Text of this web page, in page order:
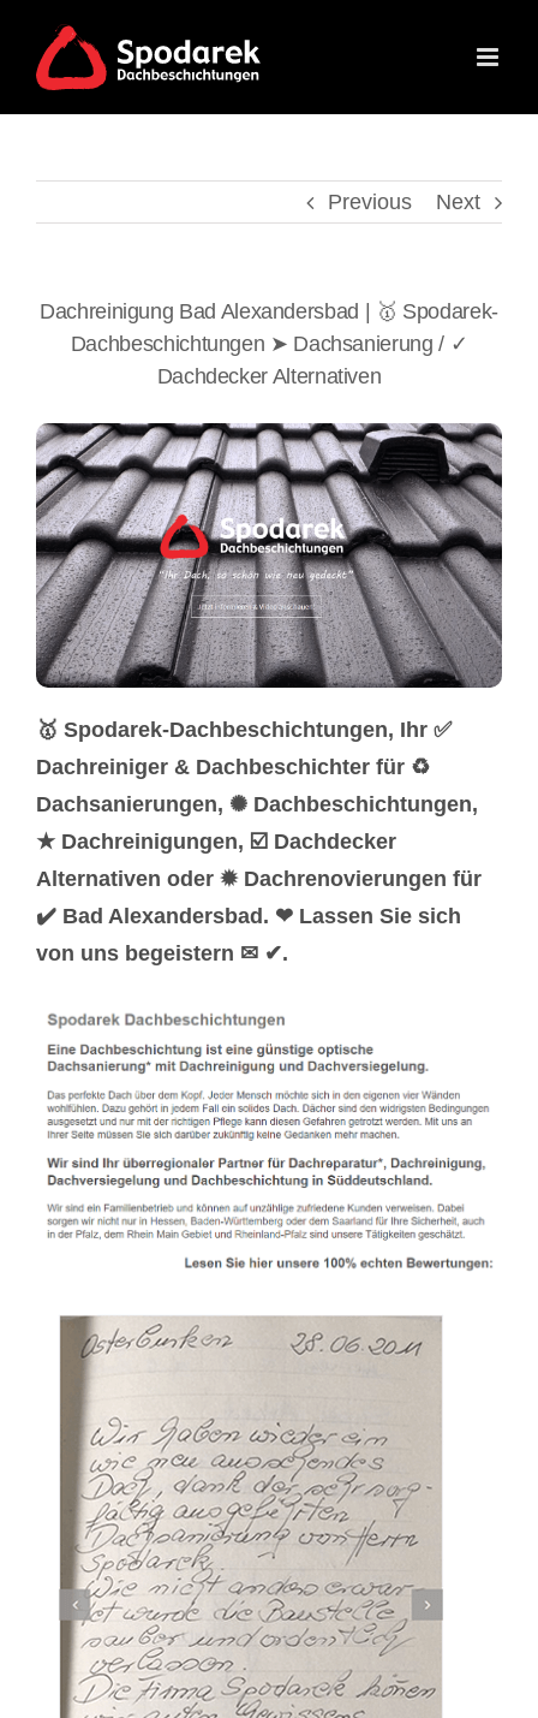
content
Previous Next
Dachreinigung Bad Alexandersbad | 🥇 Spodarek-
Dachbeschichtungen ➤ Dachsanierung / ✓
Dachdecker Alternativen
🥇 Spodarek-Dachbeschichtungen, Ihr ✅
Dachreiniger & Dachbeschichter für ♻
Dachsanierungen, ✺ Dachbeschichtungen,
★ Dachreinigungen, ☑️ Dachdecker
Alternativen oder ✹ Dachrenovierungen für
✔️ Bad Alexandersbad. ❤ Lassen Sie sich
von uns begeistern ✉ ✔.